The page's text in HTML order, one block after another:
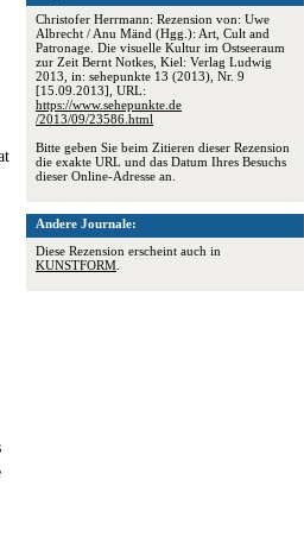
Christofer Herrmann: Rezension von: Uwe
Albrecht / Anu Mänd (Hgg.): Art, Cult and
Patronage. Die visuelle Kultur im Ostseeraum
zur Zeit Bernt Notkes, Kiel: Verlag Ludwig
2013, in: sehepunkte 13 (2013), Nr. 9
[15.09.2013], URL:
https://www.sehepunkte.de
/2013/09/23586.html
Bitte geben Sie beim Zitieren dieser Rezension
die exakte URL und das Datum Ihres Besuchs
dieser Online-Adresse an.
Andere Journale:
Diese Rezension erscheint auch in
KUNSTFORM